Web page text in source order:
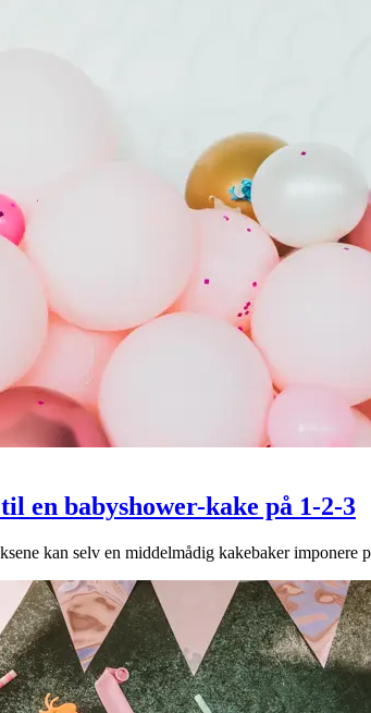
en babyshower-kake på 1-2-3
kan selv en middelmådig kakebaker imponere